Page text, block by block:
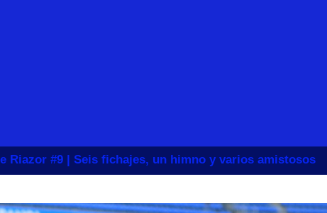
Riazor #9 | Seis fichajes, un himno y varios amistosos